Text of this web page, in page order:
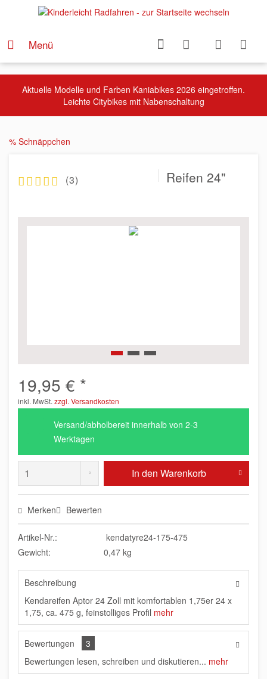
Menü
Aktuelle Modelle und Farben Kaniabikes 2026 eingetroffen.
Leichte Citybikes mit Nabenschaltung
% Schnäppchen
Reifen 24"
(3)
19,95 € *
inkl. MwSt. zzgl. Versandkosten
Versand/abholbereit innerhalb von 2-3
Werktagen
In den Warenkorb
Merken Bewerten
Artikel-Nr.:
kendatyre24-175-475
Gewicht:
0,47 kg
Beschreibung
Kendareifen Aptor 24 Zoll mit komfortablen 1,75er 24 x
1,75, ca. 475 g, feinstolliges Profil mehr
Bewertungen
3
Bewertungen lesen, schreiben und diskutieren... mehr